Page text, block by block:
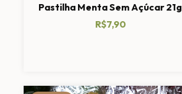
Pastilha Menta Sem Açúcar 21g
R$7,90